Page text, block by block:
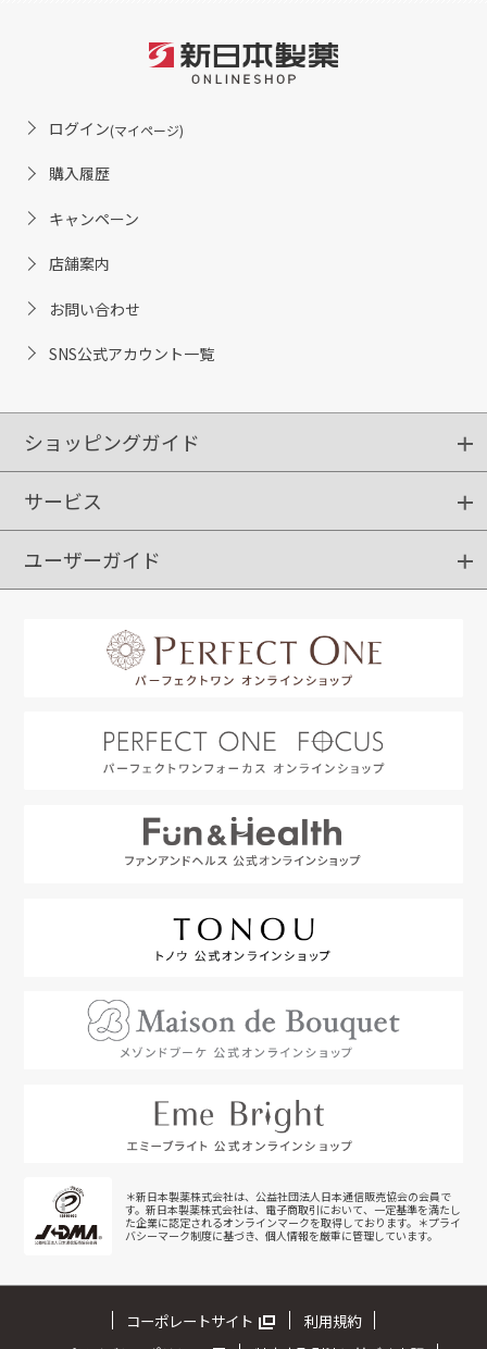
ログイン(マイページ)
購入履歴
キャンペーン
店舗案内
お問い合わせ
SNS公式アカウント一覧
ショッピングガイド
ショッピングガイド
ご注文方法
送料・配送
クーポンご利用方法
サービス
定期購入
ポイントサービス
お知らせメール
ユーザーガイド
＊新日本製薬株式会社は、公益社団法人日本通信販売協会の会員で
す。新日本製薬株式会社は、電子商取引において、一定基準を満たし
た企業に認定されるオンラインマークを取得しております。＊プライ
バシーマーク制度に基づき、個人情報を厳重に管理しています。
コーポレートサイト
利用規約